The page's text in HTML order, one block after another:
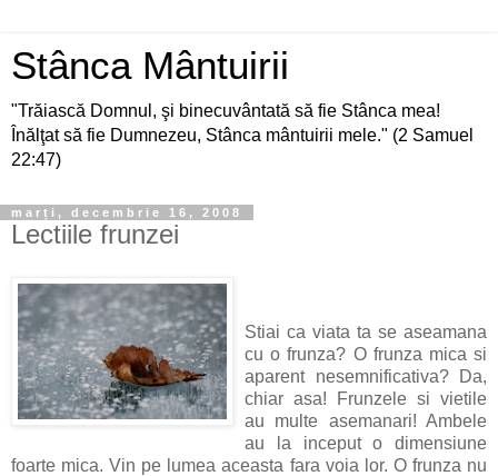
Stânca Mântuirii
"Trăiască Domnul, şi binecuvântată să fie Stânca mea!
Înălţat să fie Dumnezeu, Stânca mântuirii mele." (2 Samuel
22:47)
marți, decembrie 16, 2008
Lectiile frunzei
Stiai ca viata ta se aseamana
cu o frunza? O frunza mica si
aparent nesemnificativa? Da,
chiar asa! Frunzele si vietile
au multe asemanari! Ambele
au la inceput o dimensiune
foarte mica. Vin pe lumea aceasta fara voia lor. O frunza nu